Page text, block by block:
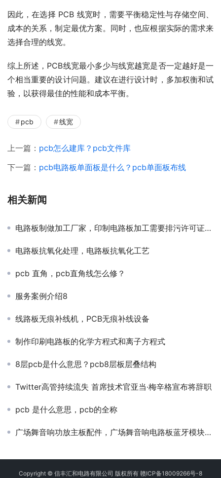
因此，在选择 PCB 线宽时，需要平衡稳定性与存储空间、
成本的关系，制定最优方案。同时，也应根据实际的需求来
选择合理的线宽。
综上所述，PCB线宽最小多少与线宽越宽是否一定越好是一
个相当重要的设计问题。建议在进行设计时，多加权衡和试
验，以获得最佳的性能和成本平衡。
pcb 线宽
上一篇： pcb怎么建库？pcb文件库
下一篇： pcb电路板单面板是什么？pcb单面板布线
相关新闻
电路板制做加工厂家，印制电路板加工需要排污许可证吗？
电路板抗氧化处理，电路板抗氧化工艺
pcb 直角，pcb直角线怎么修？
服务案例介绍8
线路板无痕补线机，PCB无痕补线设备
制作印刷电路板的化学方程式和离子方程式
8层pcb是什么意思？pcb8层板层叠结构
Twitter高管持续流失 首席技术官亚当·梅辛格宣布将辞职
pcb 是什么意思，pcb的全称
广场舞音响功放主板配件，广场舞音响电路板蓝牙模块在哪里？
Copyright © 信丰汇和电路有限公司 版权所有 赣ICP备18009266号-8